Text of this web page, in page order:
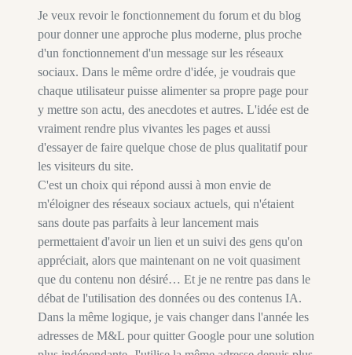
Je veux revoir le fonctionnement du forum et du blog
pour donner une approche plus moderne, plus proche
d'un fonctionnement d'un message sur les réseaux
sociaux. Dans le même ordre d'idée, je voudrais que
chaque utilisateur puisse alimenter sa propre page pour
y mettre son actu, des anecdotes et autres. L'idée est de
vraiment rendre plus vivantes les pages et aussi
d'essayer de faire quelque chose de plus qualitatif pour
les visiteurs du site.
C'est un choix qui répond aussi à mon envie de
m'éloigner des réseaux sociaux actuels, qui n'étaient
sans doute pas parfaits à leur lancement mais
permettaient d'avoir un lien et un suivi des gens qu'on
appréciait, alors que maintenant on ne voit quasiment
que du contenu non désiré… Et je ne rentre pas dans le
débat de l'utilisation des données ou des contenus IA.
Dans la même logique, je vais changer dans l'année les
adresses de M&L pour quitter Google pour une solution